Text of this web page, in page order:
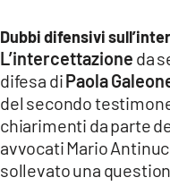
Dubbi difensivi
L’intercettazione da
difesa diPaola
del secondo
chiarimenti da parte
avvocati Mario
sollevato una